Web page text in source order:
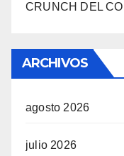
CRUNCH DEL
ARCHIVOS
agosto 2026
julio 2026